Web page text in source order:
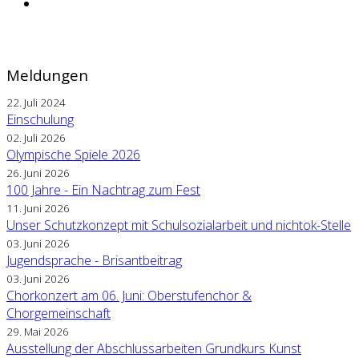
Meldungen
22. Juli 2024
Einschulung
02. Juli 2026
Olympische Spiele 2026
26. Juni 2026
100 Jahre - Ein Nachtrag zum Fest
11. Juni 2026
Unser Schutzkonzept mit Schulsozialarbeit und nichtok-Stelle
03. Juni 2026
Jugendsprache - Brisantbeitrag
03. Juni 2026
Chorkonzert am 06. Juni: Oberstufenchor &
Chorgemeinschaft
29. Mai 2026
Ausstellung der Abschlussarbeiten Grundkurs Kunst